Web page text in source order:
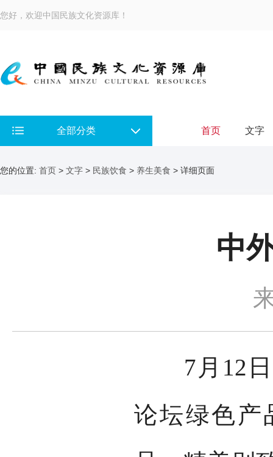
您好，欢迎中国民族文化资源库！
全部分类 首页 文字
您的位置: 首页 > 文字 > 民族饮食 > 养生美食 > 详细页面
中
7月12日
论坛绿色产